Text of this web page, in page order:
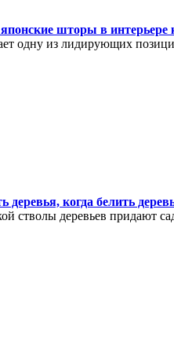
шторы в
одну из лидирующих
деревья, когда белить
стволы деревьев придают